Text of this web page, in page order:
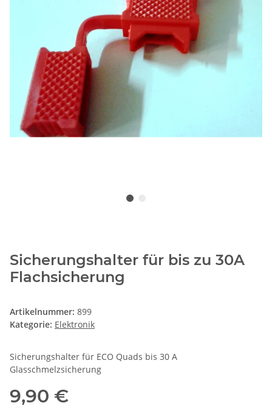
Sicherungshalter für bis zu 30A
Flachsicherung
Artikelnummer: 899
Kategorie: Elektronik
Sicherungshalter für ECO Quads bis 30 A
Glasschmelzsicherung
9,90 €